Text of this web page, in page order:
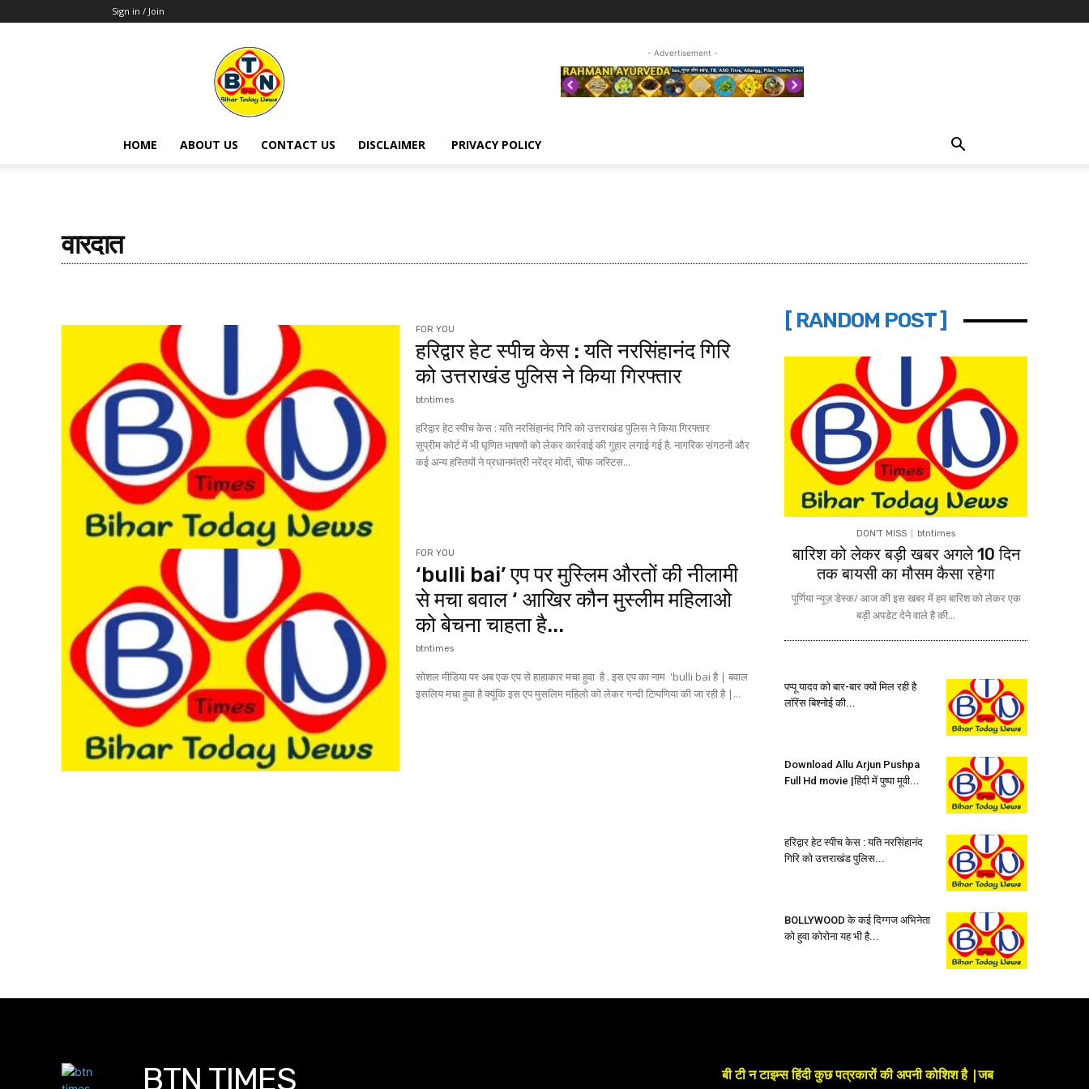
Sign in / Join
BTN
Times
- Advertisement -
HOME ABOUT US CONTACT US DISCLAIMER PRIVACY POLICY
वारदात
FOR YOU
हरिद्वार हेट स्पीच केस : यति नरसिंहानंद गिरि
को उत्तराखंड पुलिस ने किया गिरफ्तार
btntimes
हरिद्वार हेट स्पीच केस : यति नरसिंहानंद गिरि को उत्तराखंड पुलिस ने किया गिरफ्तार
सुप्रीम कोर्ट में भी घृणित भाषणों को लेकर कार्रवाई की गुहार लगाई गई है. नागरिक संगठनों और
कई अन्य हस्तियों ने प्रधानमंत्री नरेंद्र मोदी, चीफ जस्टिस...
FOR YOU
‘bulli bai’ एप पर मुस्लिम औरतों की नीलामी
से मचा बवाल ‘ आखिर कौन मुस्लीम महिलाओ
को बेचना चाहता है...
btntimes
सोशल मीडिया पर अब एक एप से हाहाकार मचा हुवा है . इस एप का नाम 'bulli bai है | बवाल
इसलिय मचा हुवा है क्यूंकि इस एप मुसलिम महिलो को लेकर गन्दी टिप्पणिया की जा रही है |...
[ RANDOM POST ]
DON'T MISS btntimes
बारिश को लेकर बड़ी खबर अगले 10 दिन
तक बायसी का मौसम कैसा रहेगा
पूर्णिया न्यूज़ डेस्क/ आज की इस खबर में हम बारिश को लेकर एक
बड़ी अपडेट देने वाले है की...
पप्पू यादव को बार-बार क्यों मिल रही है
लॉरेंस बिश्नोई की...
Download Allu Arjun Pushpa
Full Hd movie |हिंदी में पुष्पा मूवी...
हरिद्वार हेट स्पीच केस : यति नरसिंहानंद
गिरि को उत्तराखंड पुलिस...
BOLLYWOOD के कई दिग्गज अभिनेता
को हुवा कोरोना यह भी है...
BTN TIMES
बी टी न टाइम्स हिंदी कुछ पत्रकारों की अपनी कोशिश है |जब